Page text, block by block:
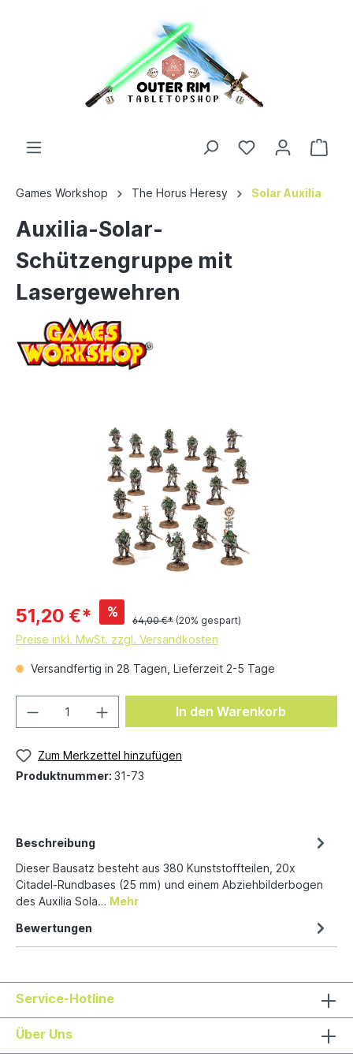
Games Workshop The Horus Heresy Solar Auxilia
Auxilia-Solar-
Schützengruppe mit
Lasergewehren
51,20 €* %
64,00 €* (20% gespart)
Preise inkl. MwSt. zzgl. Versandkosten
Versandfertig in 28 Tagen, Lieferzeit 2-5 Tage
In den Warenkorb
Zum Merkzettel hinzufügen
Produktnummer: 31-73
Beschreibung
Dieser Bausatz besteht aus 380 Kunststoffteilen, 20x
Citadel-Rundbases (25 mm) und einem Abziehbilderbogen
des Auxilia Sola… Mehr
Bewertungen
Service-Hotline
Über Uns